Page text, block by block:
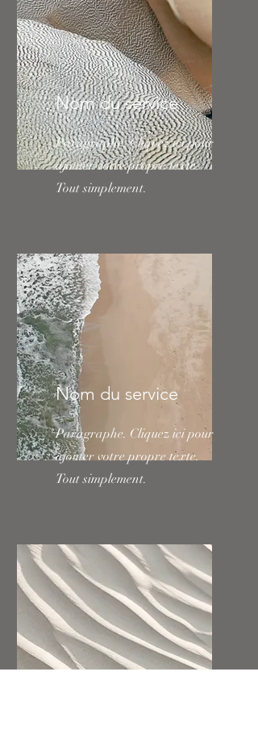
Nom du service
Paragraphe. Cliquez ici pour
ajouter votre propre texte.
Tout simplement.
Nom du service
Paragraphe. Cliquez ici pour
ajouter votre propre texte.
Tout simplement.